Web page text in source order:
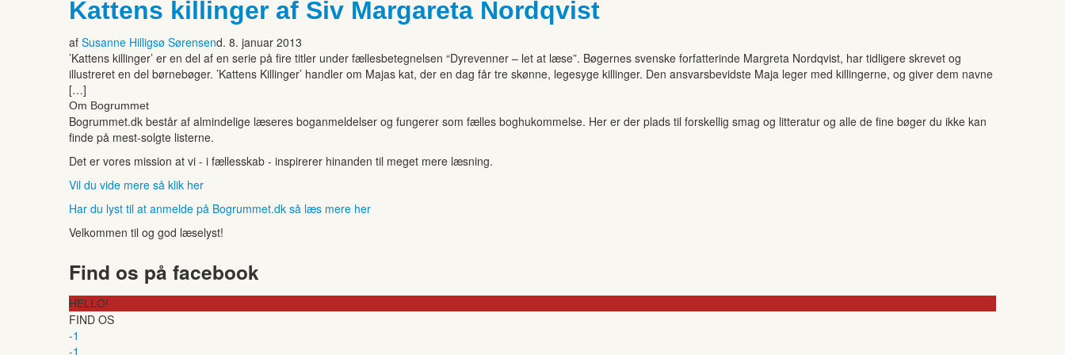
Kattens killinger af Siv Margareta Nordqvist
af Susanne Hilligsø Sørensend. 8. januar 2013
’Kattens killinger’ er en del af en serie på fire titler under fællesbetegnelsen “Dyrevenner – let at læse”. Bøgernes svenske forfatterinde Margreta Nordqvist, har tidligere skrevet og
illustreret en del børnebøger. ’Kattens Killinger’ handler om Majas kat, der en dag får tre skønne, legesyge killinger. Den ansvarsbevidste Maja leger med killingerne, og giver dem navne
[…]
Om Bogrummet
Bogrummet.dk består af almindelige læseres boganmeldelser og fungerer som fælles boghukommelse. Her er der plads til forskellig smag og litteratur og alle de fine bøger du ikke kan
finde på mest-solgte listerne.
Det er vores mission at vi - i fællesskab - inspirerer hinanden til meget mere læsning.
Vil du vide mere så klik her
Har du lyst til at anmelde på Bogrummet.dk så læs mere her
Velkommen til og god læselyst!
Find os på facebook
HELLO!
FIND OS
-1
-1